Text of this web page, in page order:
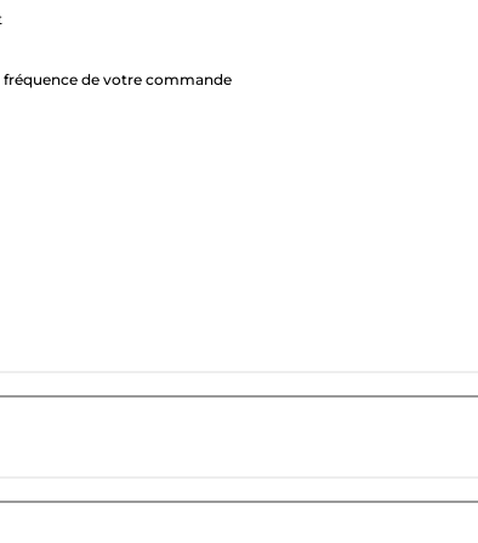
fréquence de votre commande